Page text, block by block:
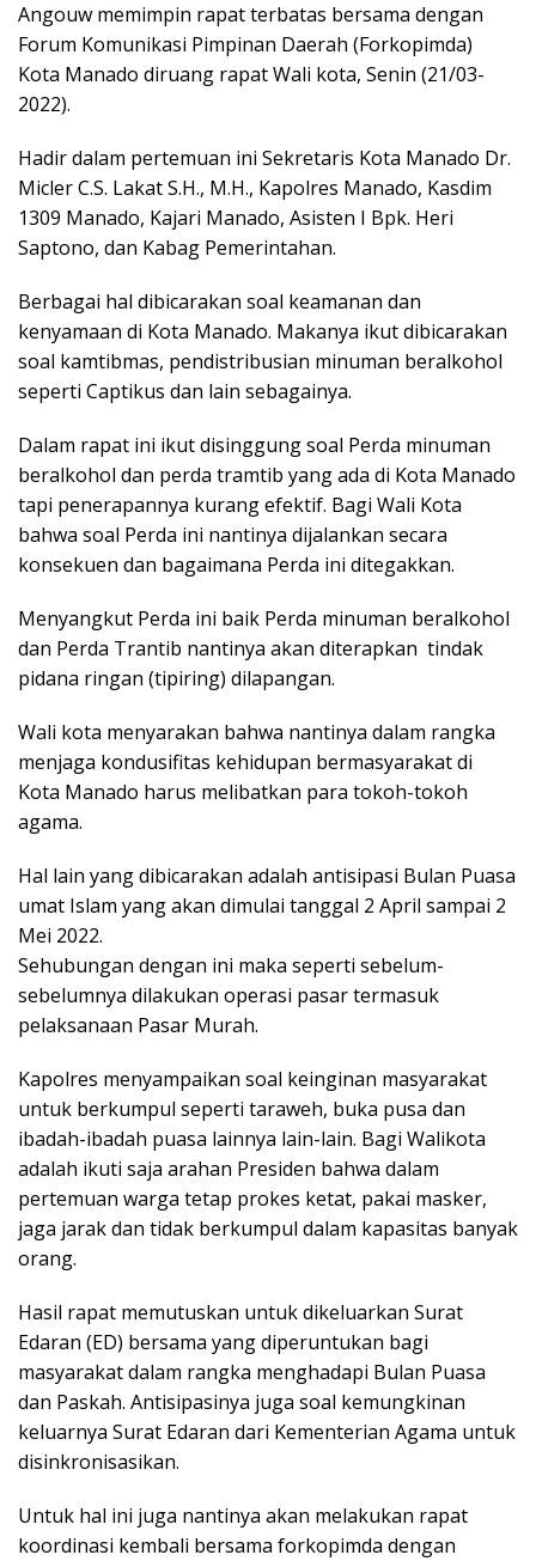
Angouw memimpin rapat terbatas bersama dengan
Forum Komunikasi Pimpinan Daerah (Forkopimda)
Kota Manado diruang rapat Wali kota, Senin (21/03-
2022).
Hadir dalam pertemuan ini Sekretaris Kota Manado Dr.
Micler C.S. Lakat S.H., M.H., Kapolres Manado, Kasdim
1309 Manado, Kajari Manado, Asisten I Bpk. Heri
Saptono, dan Kabag Pemerintahan.
Berbagai hal dibicarakan soal keamanan dan
kenyamaan di Kota Manado. Makanya ikut dibicarakan
soal kamtibmas, pendistribusian minuman beralkohol
seperti Captikus dan lain sebagainya.
Dalam rapat ini ikut disinggung soal Perda minuman
beralkohol dan perda tramtib yang ada di Kota Manado
tapi penerapannya kurang efektif. Bagi Wali Kota
bahwa soal Perda ini nantinya dijalankan secara
konsekuen dan bagaimana Perda ini ditegakkan.
Menyangkut Perda ini baik Perda minuman beralkohol
dan Perda Trantib nantinya akan diterapkan tindak
pidana ringan (tipiring) dilapangan.
Wali kota menyarakan bahwa nantinya dalam rangka
menjaga kondusifitas kehidupan bermasyarakat di
Kota Manado harus melibatkan para tokoh-tokoh
agama.
Hal lain yang dibicarakan adalah antisipasi Bulan Puasa
umat Islam yang akan dimulai tanggal 2 April sampai 2
Mei 2022.
Sehubungan dengan ini maka seperti sebelum-
sebelumnya dilakukan operasi pasar termasuk
pelaksanaan Pasar Murah.
Kapolres menyampaikan soal keinginan masyarakat
untuk berkumpul seperti taraweh, buka pusa dan
ibadah-ibadah puasa lainnya lain-lain. Bagi Walikota
adalah ikuti saja arahan Presiden bahwa dalam
pertemuan warga tetap prokes ketat, pakai masker,
jaga jarak dan tidak berkumpul dalam kapasitas banyak
orang.
Hasil rapat memutuskan untuk dikeluarkan Surat
Edaran (ED) bersama yang diperuntukan bagi
masyarakat dalam rangka menghadapi Bulan Puasa
dan Paskah. Antisipasinya juga soal kemungkinan
keluarnya Surat Edaran dari Kementerian Agama untuk
disinkronisasikan.
Untuk hal ini juga nantinya akan melakukan rapat
koordinasi kembali bersama forkopimda dengan